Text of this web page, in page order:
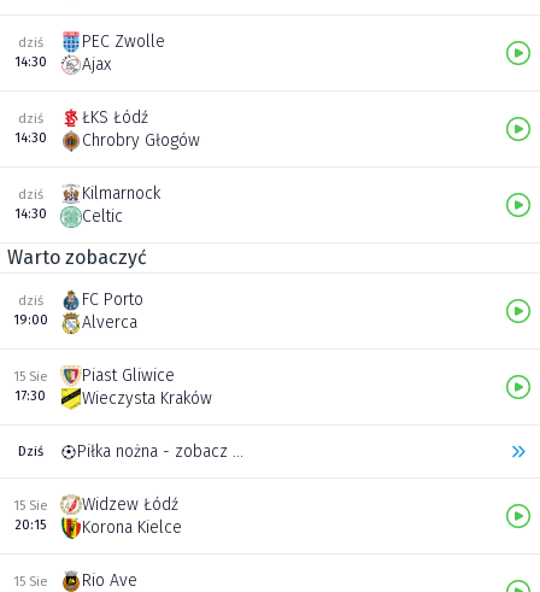
dziś
14:30
PEC Zwolle
Ajax
dziś
14:30
ŁKS Łódź
Chrobry Głogów
dziś
14:30
Kilmarnock
Celtic
Warto zobaczyć
dziś
19:00
FC Porto
Alverca
15 Sie
17:30
Piast Gliwice
Wieczysta Kraków
Dziś Piłka nożna - zobacz inne transmisje
15 Sie
20:15
Widzew Łódź
Korona Kielce
15 Sie
Rio Ave